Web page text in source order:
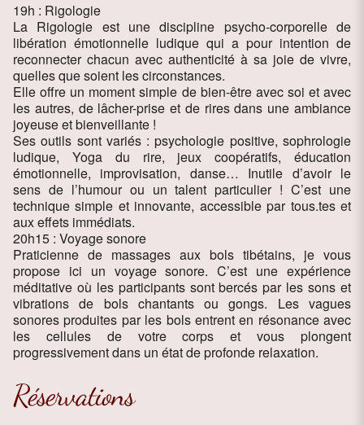
19h : Rigologie
La Rigologie est une discipline psycho-corporelle de
libération émotionnelle ludique qui a pour intention de
reconnecter chacun avec authenticité à sa joie de vivre,
quelles que soient les circonstances.
Elle offre un moment simple de bien-être avec soi et avec
les autres, de lâcher-prise et de rires dans une ambiance
joyeuse et bienveillante !
Ses outils sont variés : psychologie positive, sophrologie
ludique, Yoga du rire, jeux coopératifs, éducation
émotionnelle, improvisation, danse… Inutile d’avoir le
sens de l’humour ou un talent particulier ! C’est une
technique simple et innovante, accessible par tous.tes et
aux effets immédiats.
20h15 : Voyage sonore
Praticienne de massages aux bols tibétains, je vous
propose ici un voyage sonore. C’est une expérience
méditative où les participants sont bercés par les sons et
vibrations de bols chantants ou gongs. Les vagues
sonores produites par les bols entrent en résonance avec
les cellules de votre corps et vous plongent
progressivement dans un état de profonde relaxation.
Réservations